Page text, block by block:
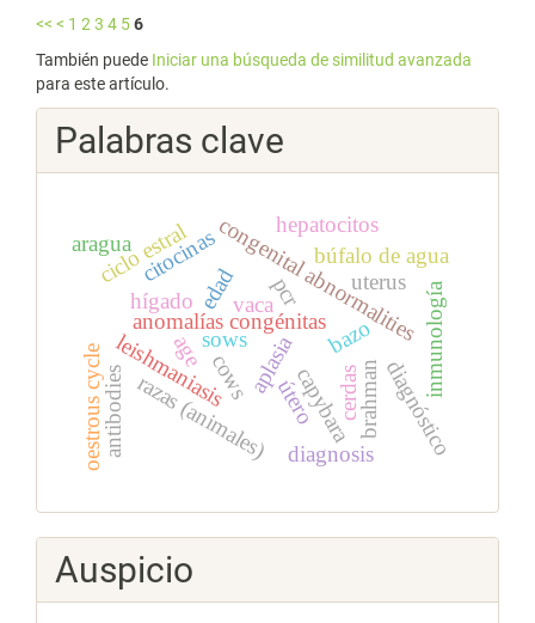
<< < 1 23 4 56
También puede Iniciar una búsqueda de similitud avanzada
para este artículo.
Palabras clave
cerdas
útero
aplasia
anomalías congénitas
sows
uterus
congenital abnormalities
leishmaniasis
hígado
bazo
citocinas
inmunología
vaca
razas (animales) brahman
ciclo estral
edad
aragua
cows
oestrous cycle age
pcr
búfalo de agua
diagnóstico
diagnosis
antibodies
hepatocitos
capybara
Auspicio